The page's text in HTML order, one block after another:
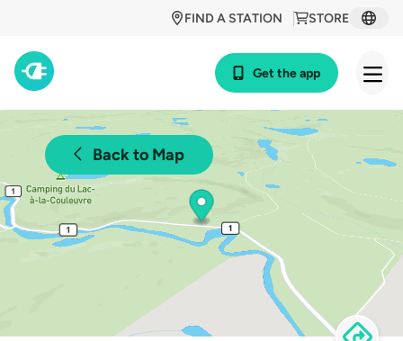
STORE
FIND A STATION
Get the app
Back to Map